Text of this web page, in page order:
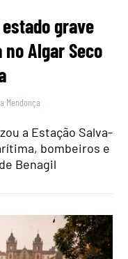
grave
Algar Seco
Mendonça
a Estação Salva-
bombeiros e
Benagil